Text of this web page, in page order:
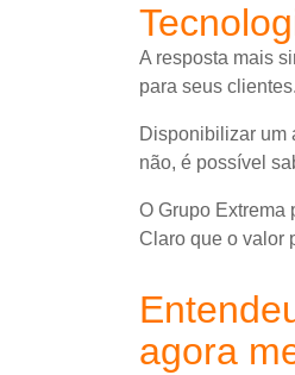
A resposta mais
para seus clientes.
Disponibilizar um
não, é possível
O Grupo Extrema
Claro que o valor
agora